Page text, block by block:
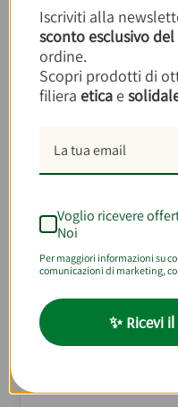
4.Preparate
tanti piccoli
5.Portate a
pasta e
melanzane e
Completate
cascata i
mantenacate
melenzane(a
piatto,
di basilico.
Iscriviti alla
sconto esclusivo del
ordine.
Scopri prodotti di
filiera etica e
Voglio ricevere
Noi
Per maggiori informazioni su
comunicazioni di marketing,
✨ Ricevi